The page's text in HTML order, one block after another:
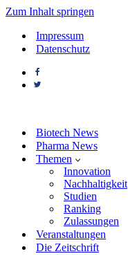
Zum Inhalt springen
Impressum
Datenschutz
Biotech News
Pharma News
Themen
Innovation
Nachhaltigkeit
Studien
Ranking
Zulassungen
Veranstaltungen
Die Zeitschrift